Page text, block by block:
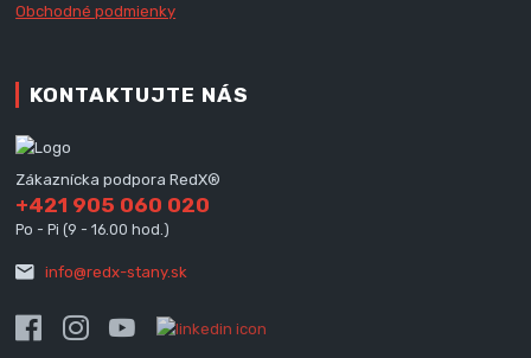
Obchodné podmienky
KONTAKTUJTE NÁS
Zákaznícka podpora RedX®
+421 905 060 020
Po - Pi (9 - 16.00 hod.)
info@redx-stany.sk